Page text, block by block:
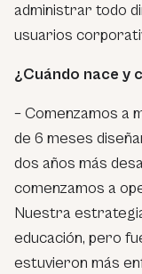
administrar todo
usuarios
¿Cuándo nace y
– Comenzamos a
de 6 meses
dos años más
comenzamos a
Nuestra
educación, pero
estuvieron más